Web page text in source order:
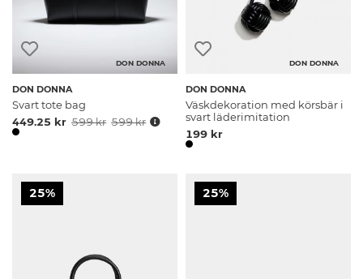
DON DONNA
DON DONNA
Svart tote bag
449.25 kr 599 kr 599 kr
DON DONNA
DON DONNA
Väskdekoration med körsbär i
svart läderimitation
199 kr
25% 25%